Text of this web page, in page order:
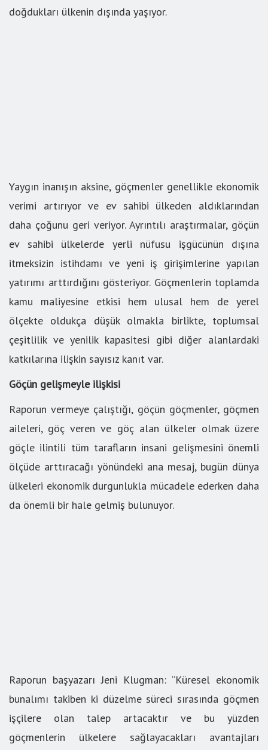
doğdukları ülkenin dışında yaşıyor.
Yaygın inanışın aksine, göçmenler genellikle ekonomik
verimi artırıyor ve ev sahibi ülkeden aldıklarından
daha çoğunu geri veriyor. Ayrıntılı araştırmalar, göçün
ev sahibi ülkelerde yerli nüfusu işgücünün dışına
itmeksizin istihdamı ve yeni iş girişimlerine yapılan
yatırımı arttırdığını gösteriyor. Göçmenlerin toplamda
kamu maliyesine etkisi hem ulusal hem de yerel
ölçekte oldukça düşük olmakla birlikte, toplumsal
çeşitlilik ve yenilik kapasitesi gibi diğer alanlardaki
katkılarına ilişkin sayısız kanıt var.
Göçün gelişmeyle ilişkisi
Raporun vermeye çalıştığı, göçün göçmenler, göçmen
aileleri, göç veren ve göç alan ülkeler olmak üzere
göçle ilintili tüm tarafların insani gelişmesini önemli
ölçüde arttıracağı yönündeki ana mesaj, bugün dünya
ülkeleri ekonomik durgunlukla mücadele ederken daha
da önemli bir hale gelmiş bulunuyor.
Raporun başyazarı Jeni Klugman: “Küresel ekonomik
bunalımı takiben ki düzelme süreci sırasında göçmen
işçilere olan talep artacaktır ve bu yüzden
göçmenlerin ülkelere sağlayacakları avantajları